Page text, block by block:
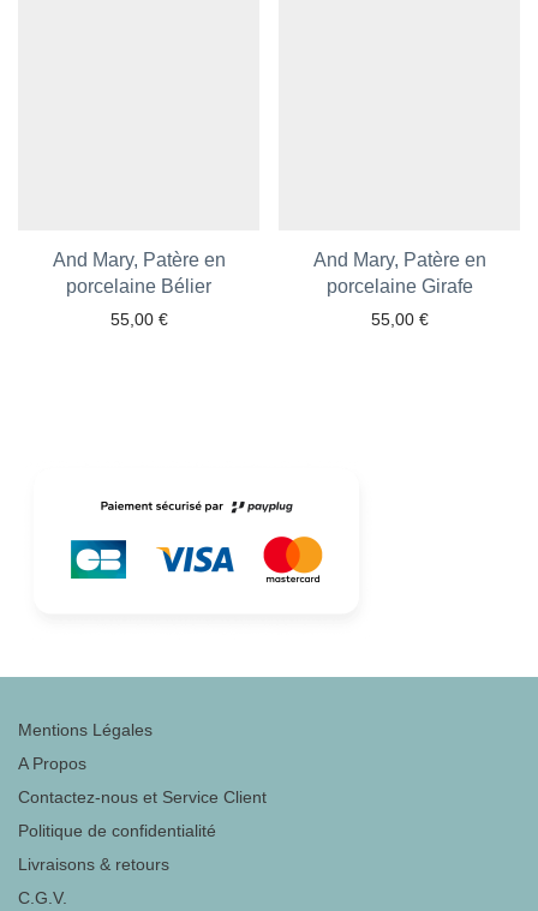
And Mary, Patère en
porcelaine Bélier
55,00 €
Ajouter aux favoris
And Mary, Patère en
porcelaine Girafe
55,00 €
Ajouter aux favoris
Mentions Légales
A Propos
Contactez-nous et Service Client
Politique de confidentialité
Livraisons & retours
C.G.V.